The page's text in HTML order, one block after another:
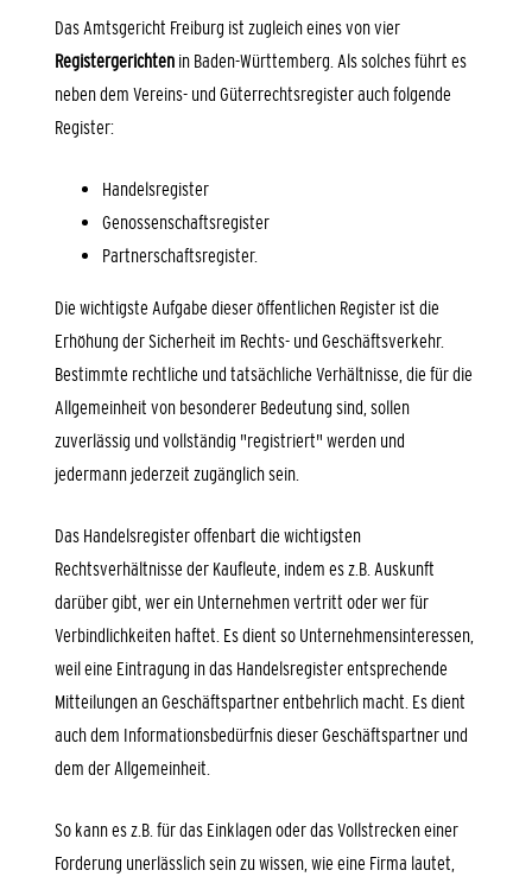
Das Amtsgericht Freiburg ist zugleich eines von vier
Registergerichten in Baden-Württemberg. Als solches führt es
neben dem Vereins- und Güterrechtsregister auch folgende
Register:
Handelsregister
Genossenschaftsregister
Partnerschaftsregister.
Die wichtigste Aufgabe dieser öffentlichen Register ist die
Erhöhung der Sicherheit im Rechts- und Geschäftsverkehr.
Bestimmte rechtliche und tatsächliche Verhältnisse, die für die
Allgemeinheit von besonderer Bedeutung sind, sollen
zuverlässig und vollständig "registriert" werden und
jedermann jederzeit zugänglich sein.
Das Handelsregister offenbart die wichtigsten
Rechtsverhältnisse der Kaufleute, indem es z.B. Auskunft
darüber gibt, wer ein Unternehmen vertritt oder wer für
Verbindlichkeiten haftet. Es dient so Unternehmensinteressen,
weil eine Eintragung in das Handelsregister entsprechende
Mitteilungen an Geschäftspartner entbehrlich macht. Es dient
auch dem Informationsbedürfnis dieser Geschäftspartner und
dem der Allgemeinheit.
So kann es z.B. für das Einklagen oder das Vollstrecken einer
Forderung unerlässlich sein zu wissen, wie eine Firma lautet,